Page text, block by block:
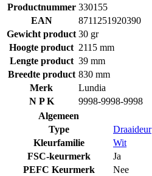
Productnummer 330155
EAN
8711251920390
Gewicht product 30 gr
Hoogte product 2115 mm
Lengte product 39 mm
Breedte product 830 mm
Merk
Lundia
N P K
9998-9998-9998
Algemeen
Type
Draaideur
Kleurfamilie
Wit
FSC-keurmerk
Ja
PEFC Keurmerk
Nee